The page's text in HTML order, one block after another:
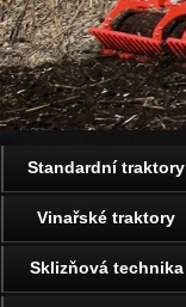
Standardní traktory
Vinařské traktory
Sklizňová technika